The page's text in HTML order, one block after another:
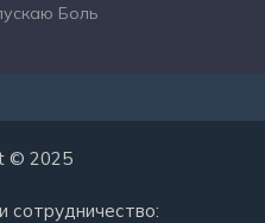
Боль
© 2025
сотрудничество: